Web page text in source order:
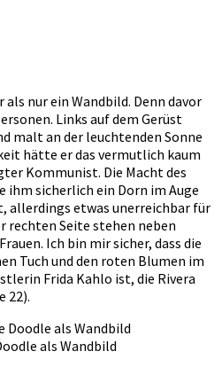
nur ein Wandbild. Denn davor
Links auf dem Gerüst
malt an der leuchtenden Sonne
hätte er das vermutlich kaum
Kommunist. Die Macht des
ihm sicherlich ein Dorn im Auge
allerdings etwas unerreichbar für
rechten Seite stehen neben
Ich bin mir sicher, dass die
Tuch und den roten Blumen im
Frida Kahlo ist, die Rivera
22).
als Wandbild